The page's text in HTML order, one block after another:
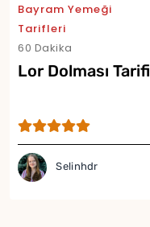
Bayram Yemeği
Tarifleri
60 Dakika
Lor Dolması Tarifi
Selinhdr